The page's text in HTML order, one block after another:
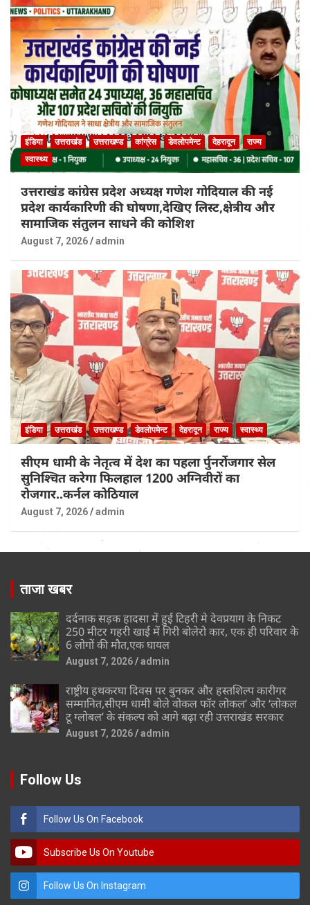
इंडिया उत्तराखंड उत्तराखण्ड कांग्रेस डेवलोपमेन्ट देहरादून
राज्य
स्वास्थ्य
उत्तराखंड कांग्रेस प्रदेश अध्यक्ष गणेश गोदियाल की नई
प्रदेश कार्यकारिणी की घोषणा,देखिए लिस्ट,क्षेत्रीय और
सामाजिक संतुलन साधने की कोशिश
August 7, 2026 admin
इंडिया उत्तराखंड उत्तराखण्ड डेवलोपमेन्ट देहरादून राज्य स्वास्थ्य
सीएम धामी के नेतृत्व में देश का पहला र्पुनर्रोजगार सेल
सुनिश्चित करेगा फिलहाल 1200 अग्निवीरों का
रोजगार..कर्नल कोठियाल
August 7, 2026 admin
ताजा खबर
दर्दनाक सड़क हादसा में हुई टिहरी मे देवप्रयाग के निकट
250 मीटर गहरी खाई में गिरी बोलेरो कार, एक ही परिवार के
6 लोगों की मौत,एक घायल
August 7, 2026 admin
राष्ट्रीय हथकरघा दिवस पर बुनकर और हस्तशिल्प कारीगर
सम्मानित,सीएम धामी बोले वोकल फॉर लोकल’ और ‘लोकल
टू ग्लोबल’ के संकल्प को आगे बढ़ा रही उत्तराखंड सरकार
August 7, 2026 admin
Follow Us
Follow Us On Facebook
Subscribe Us On Youtube
Follow Us On Instagram